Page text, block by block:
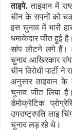
सी-डैक और भारतीय
हैदराबाद में ब्रिक्स
उपभोक्ता कार्य
ताइपे. ताइवान में
चीन के सपनों को
इस चुनाव में भारी
धमाकेदार जीत हुई
सांप लोटने लगे हैं।
चुनाव आखिरकार
चीन विरोधी पार्टी
अनुसार ताइवान के
चुनाव जीत लिया
डेमोक्रेटिक
उपराष्ट्रपति लाइ
चुनाव लड़ रहे थे।